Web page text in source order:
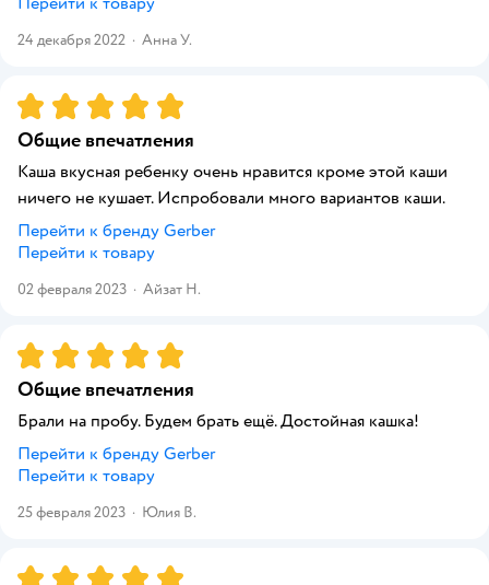
24 декабря 2022 · Анна У.
Рейтинг:5
Общие впечатления
Каша вкусная ребенку очень нравится кроме этой каши
ничего не кушает. Испробовали много вариантов каши.
Перейти к бренду Gerber
Перейти к товару
02 февраля 2023 · Айзат Н.
Рейтинг:5
Общие впечатления
Брали на пробу. Будем брать ещё. Достойная кашка!
Перейти к бренду Gerber
Перейти к товару
25 февраля 2023 · Юлия В.
Рейтинг:5